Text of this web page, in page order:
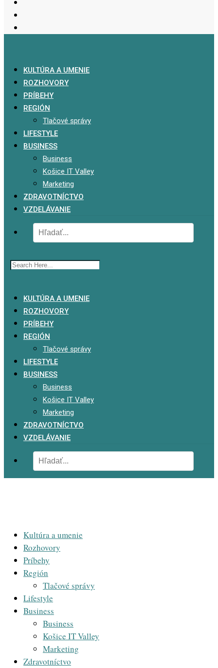
content
KULTÚRA A UMENIE
ROZHOVORY
PRÍBEHY
REGIÓN
Tlačové správy
LIFESTYLE
BUSINESS
Business
Košice IT Valley
Marketing
ZDRAVOTNÍCTVO
VZDELÁVANIE
KULTÚRA A UMENIE
ROZHOVORY
PRÍBEHY
REGIÓN
Tlačové správy
LIFESTYLE
BUSINESS
Business
Košice IT Valley
Marketing
ZDRAVOTNÍCTVO
VZDELÁVANIE
Kultúra a umenie
Rozhovory
Príbehy
Región
Tlačové správy
Lifestyle
Business
Business
Košice IT Valley
Marketing
Zdravotníctvo